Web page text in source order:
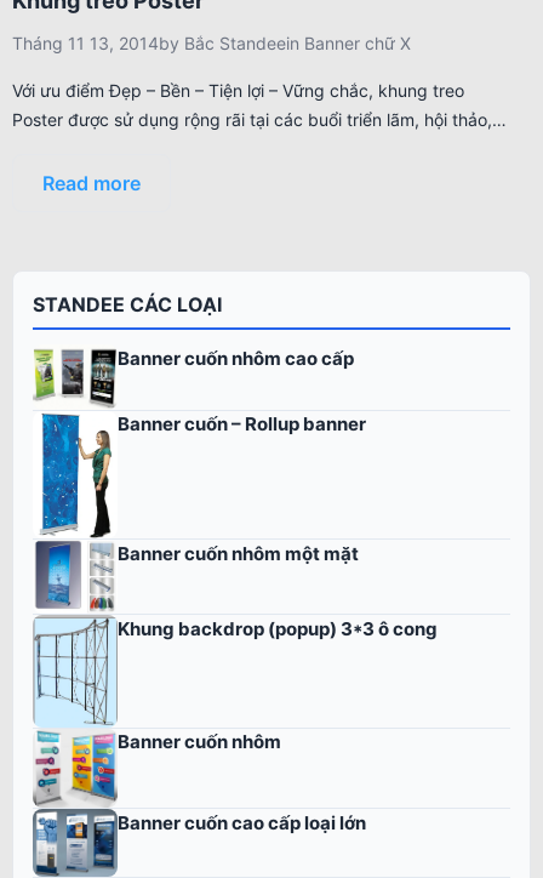
Tháng 11 13, 2014by Bắc Standeein Banner chữ X
Với ưu điểm Đẹp – Bền – Tiện lợi – Vững chắc, khung treo
Poster được sử dụng rộng rãi tại các buổi triển lãm, hội thảo,…
Read more
STANDEE CÁC LOẠI
Banner cuốn nhôm cao cấp
Banner cuốn – Rollup banner
Banner cuốn nhôm một mặt
Khung backdrop (popup) 3*3 ô cong
Banner cuốn nhôm
Banner cuốn cao cấp loại lớn